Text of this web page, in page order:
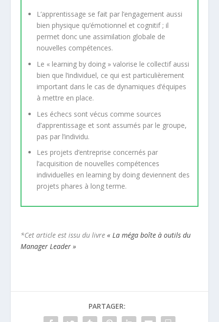
L’apprentissage se fait par l’engagement aussi
bien physique qu’émotionnel et cognitif ; il
permet donc une assimilation globale de
nouvelles compétences.
Le « learning by doing » valorise le collectif aussi
bien que l’individuel, ce qui est particulièrement
important dans le cas de dynamiques d’équipes
à mettre en place.
Les échecs sont vécus comme sources
d’apprentissage et sont assumés par le groupe,
pas par l’individu.
Les projets d’entreprise concernés par
l’acquisition de nouvelles compétences
individuelles en learning by doing deviennent des
projets phares à long terme.
*Cet article est issu du livre« La méga boîte à outils du
Manager Leader »
PARTAGER: